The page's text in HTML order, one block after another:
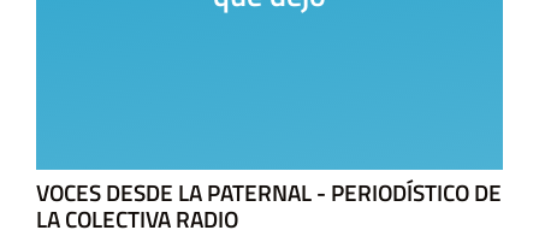
VOCES DESDE LA PATERNAL - PERIODÍSTICO DE
LA COLECTIVA RADIO